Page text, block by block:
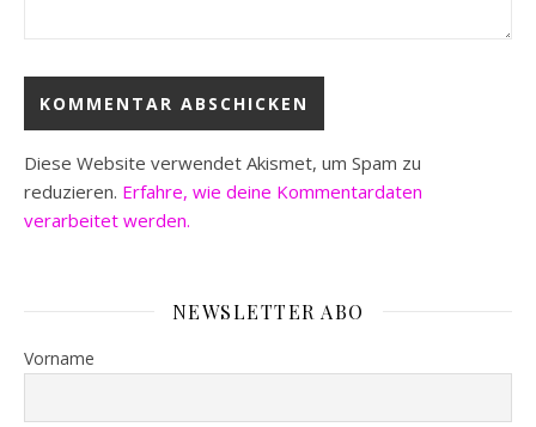
Diese Website verwendet Akismet, um Spam zu
reduzieren. Erfahre, wie deine Kommentardaten
verarbeitet werden.
NEWSLETTER ABO
Vorname